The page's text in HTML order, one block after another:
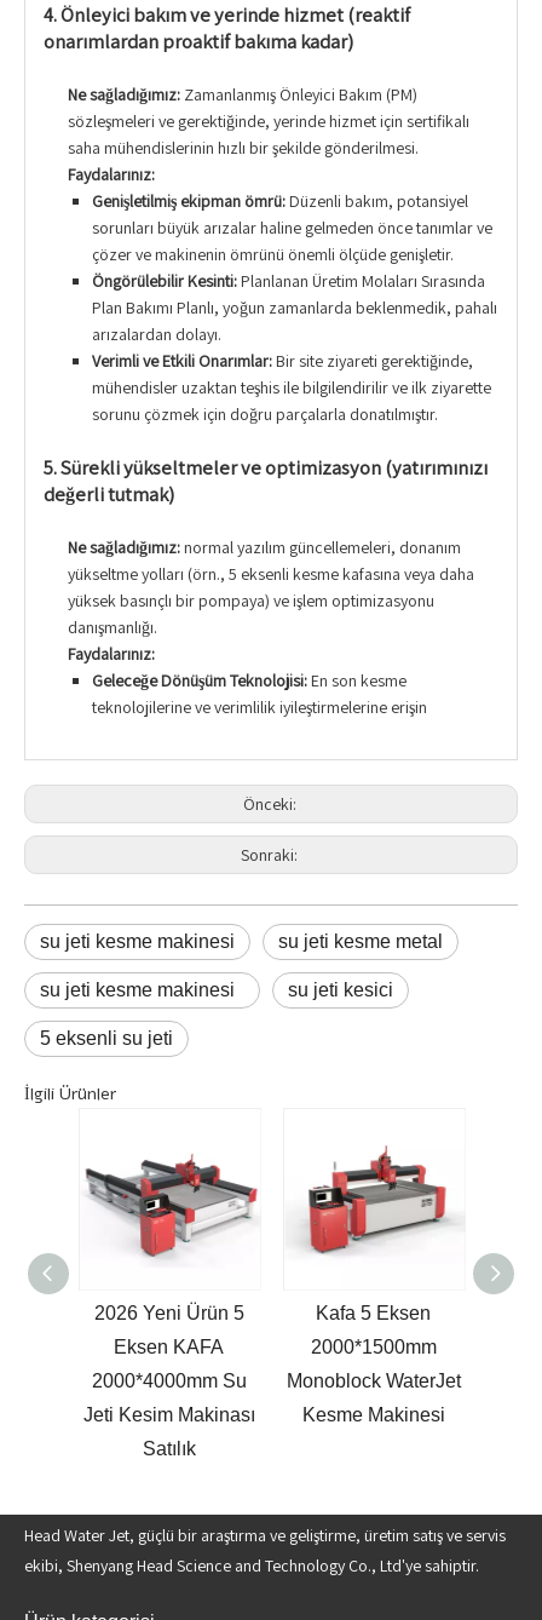
4. Önleyici bakım ve yerinde hizmet (reaktif
onarımlardan proaktif bakıma kadar)
Ne sağladığımız: Zamanlanmış Önleyici Bakım (PM)
sözleşmeleri ve gerektiğinde, yerinde hizmet için sertifikalı
saha mühendislerinin hızlı bir şekilde gönderilmesi.
Faydalarınız:
Genişletilmiş ekipman ömrü: Düzenli bakım, potansiyel
sorunları büyük arızalar haline gelmeden önce tanımlar ve
çözer ve makinenin ömrünü önemli ölçüde genişletir.
Öngörülebilir Kesinti: Planlanan Üretim Molaları Sırasında
Plan Bakımı Planlı, yoğun zamanlarda beklenmedik, pahalı
arızalardan dolayı.
Verimli ve Etkili Onarımlar: Bir site ziyareti gerektiğinde,
mühendisler uzaktan teşhis ile bilgilendirilir ve ilk ziyarette
sorunu çözmek için doğru parçalarla donatılmıştır.
5. Sürekli yükseltmeler ve optimizasyon (yatırımınızı
değerli tutmak)
Ne sağladığımız: normal yazılım güncellemeleri, donanım
yükseltme yolları (örn., 5 eksenli kesme kafasına veya daha
yüksek basınçlı bir pompaya) ve işlem optimizasyonu
danışmanlığı.
Faydalarınız:
Geleceğe Dönüşüm Teknolojisi: En son kesme
teknolojilerine ve verimlilik iyileştirmelerine erişin
Önceki:
Sonraki:
su jeti kesme makinesi su jeti kesme metal
su jeti kesme makinesi su jeti kesici
5 eksenli su jeti
İlgili Ürünler
2026 Yeni Ürün 5
Eksen KAFA
2000*4000mm Su
Jeti Kesim Makinası
Satılık
Kafa 5 Eksen
2000*1500mm
Monoblock WaterJet
Kesme Makinesi
Head Water Jet, güçlü bir araştırma ve geliştirme, üretim satış ve servis
ekibi, Shenyang Head Science and Technology Co., Ltd'ye sahiptir.